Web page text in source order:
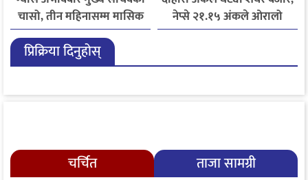
चासो, तीन महिनासम्म मासिक
५० हजार मेट्रिक टनभन्दा बढी
आयात गर्ने निर्णय
नेप्से २१.१५ अंकले ओरालो
प्रिक्रिया दिनुहोस्
चर्चित ताजा सामग्री